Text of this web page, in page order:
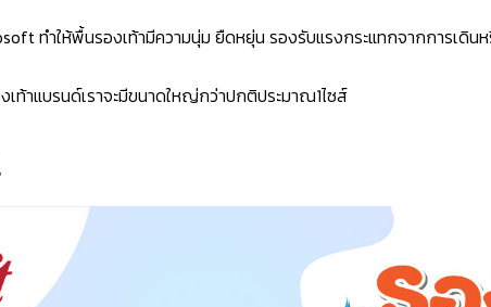
ทำให้พื้นรองเท้ามีความนุ่ม ยืดหยุ่น รองรับแรงกระแทกจากการเดินห
ท้าแบรนด์เราจะมีขนาดใหญ่กว่าปกติประมาณ1ไซส์